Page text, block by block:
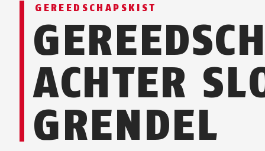
GEREEDSCHAPSKIST
ACHTER
GRENDEL